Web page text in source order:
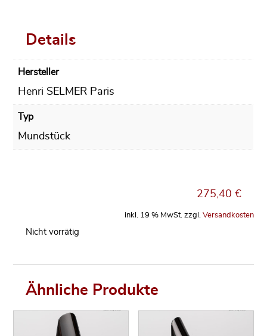
Details
Hersteller
Henri SELMER Paris
Typ
Mundstück
275,40€
inkl. 19 % MwSt. zzgl. Versandkosten
Nicht vorrätig
Ähnliche Produkte